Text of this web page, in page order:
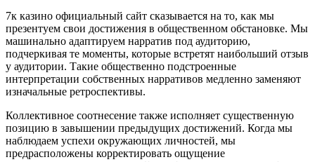
7к казино официальный сайт сказывается на то, как мы
презентуем свои достижения в общественном обстановке. Мы
машинально адаптируем нарратив под аудиторию,
подчеркивая те моменты, которые встретят наибольший отзыв
у аудитории. Такие общественно подстроенные
интерпретации собственных нарративов медленно заменяют
изначальные ретроспективы.
Коллективное соотнесение также исполняет существенную
позицию в завышении предыдущих достижений. Когда мы
наблюдаем успехи окружающих личностей, мы
предрасположены корректировать ощущение